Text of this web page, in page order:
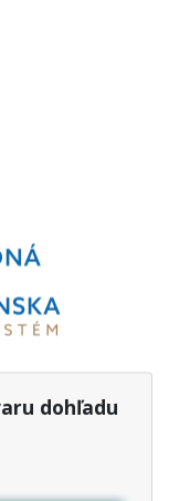
dohľadu